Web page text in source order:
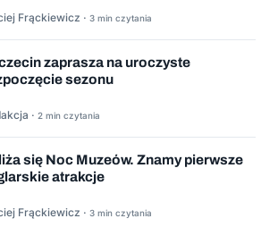
Frąckiewicz · 3 min czytania
zaprasza na uroczyste
sezonu
· 2 min czytania
się Noc Muzeów. Znamy pierwsze
atrakcje
Frąckiewicz · 3 min czytania